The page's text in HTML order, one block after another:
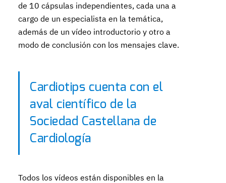
de 10 cápsulas independientes, cada una a
cargo de un especialista en la temática,
además de un vídeo introductorio y otro a
modo de conclusión con los mensajes clave.
Cardiotips cuenta con el
aval científico de la
Sociedad Castellana de
Cardiología
Todos los vídeos están disponibles en la